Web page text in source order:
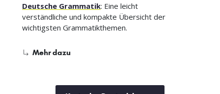
Deutsche Grammatik: Eine leicht
verständliche und kompakte Übersicht der
wichtigsten Grammatikthemen.
Mehr dazu